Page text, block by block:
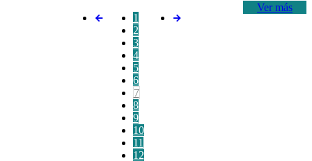
Ver más
1
2
3
4
5
6
7
8
9
10
11
12